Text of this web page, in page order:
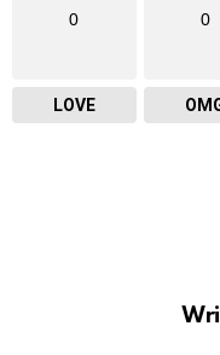
0
LOVE
0